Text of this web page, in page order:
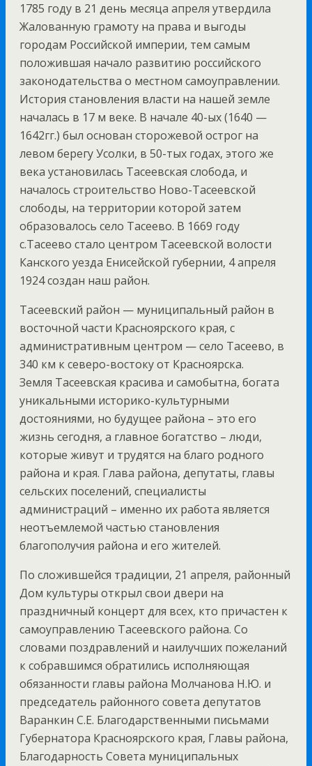
1785 году в 21 день месяца апреля утвердила
Жалованную грамоту на права и выгоды
городам Российской империи, тем самым
положившая начало развитию российского
законодательства о местном самоуправлении.
История становления власти на нашей земле
началась в 17 м веке. В начале 40-ых (1640 —
1642гг.) был основан сторожевой острог на
левом берегу Усолки, в 50-тых годах, этого же
века установилась Тасеевская слобода, и
началось строительство Ново-Тасеевской
слободы, на территории которой затем
образовалось село Тасеево. В 1669 году
с.Тасеево стало центром Тасеевской волости
Канского уезда Енисейской губернии, 4 апреля
1924 создан наш район.
Тасеевский район — муниципальный район в
восточной части Красноярского края, с
административным центром — село Тасеево, в
340 км к северо-востоку от Красноярска.
Земля Тасеевская красива и самобытна, богата
уникальными историко-культурными
достояниями, но будущее района – это его
жизнь сегодня, а главное богатство – люди,
которые живут и трудятся на благо родного
района и края. Глава района, депутаты, главы
сельских поселений, специалисты
администраций – именно их работа является
неотъемлемой частью становления
благополучия района и его жителей.
По сложившейся традиции, 21 апреля, районный
Дом культуры открыл свои двери на
праздничный концерт для всех, кто причастен к
самоуправлению Тасеевского района. Со
словами поздравлений и наилучших пожеланий
к собравшимся обратились исполняющая
обязанности главы района Молчанова Н.Ю. и
председатель районного совета депутатов
Варанкин С.Е. Благодарственными письмами
Губернатора Красноярского края, Главы района,
Благодарность Совета муниципальных